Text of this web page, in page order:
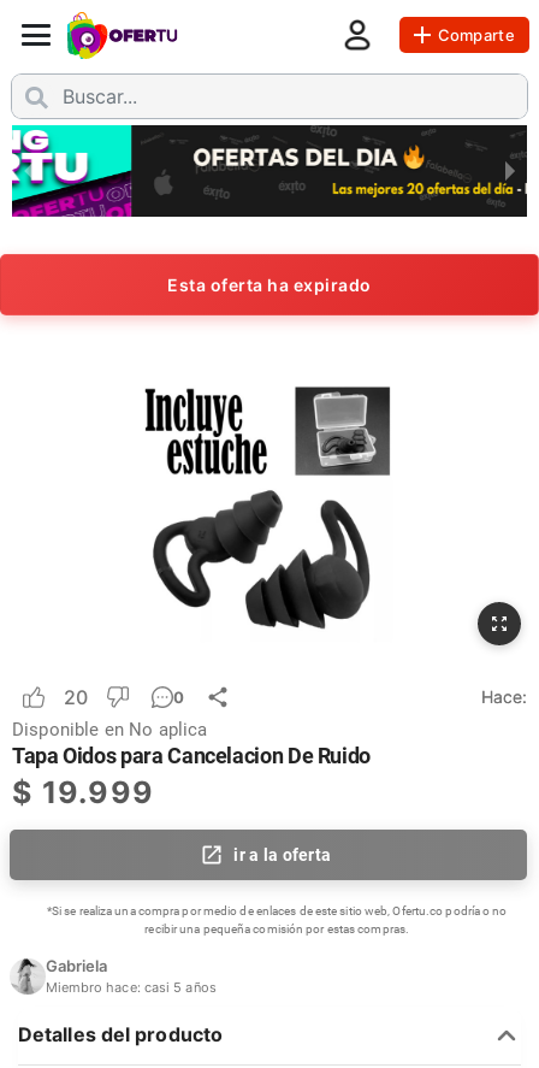
Comparte
Esta oferta ha expirado
20 0 Hace:
Disponible en No aplica
Tapa Oidos para Cancelacion De Ruido
$ 19.999
ir a la oferta
*Si se realiza una compra por medio de enlaces de este sitio web, Ofertu.co podría o no
recibir una pequeña comisión por estas compras.
Gabriela
Miembro hace: casi 5 años
Detalles del producto